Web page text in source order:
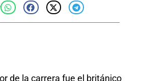
de la carrera fue el británico